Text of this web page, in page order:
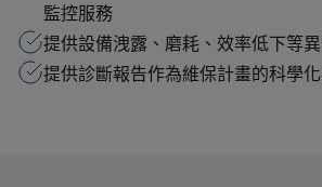
監控服務
提供設備洩露、磨耗、效率低下等
提供診斷報告作為維保計畫的科學